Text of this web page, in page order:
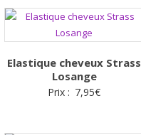
Elastique cheveux Strass
Losange
Prix : 7,95€